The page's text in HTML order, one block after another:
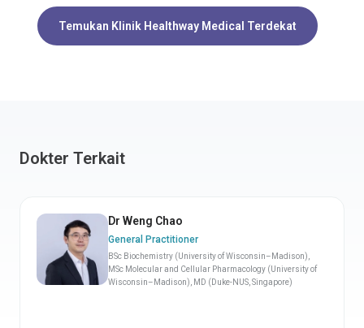
Temukan Klinik Healthway Medical Terdekat
Dokter Terkait
Dr Weng Chao
General Practitioner
BSc Biochemistry (University of Wisconsin–Madison),
MSc Molecular and Cellular Pharmacology (University of
Wisconsin–Madison), MD (Duke-NUS, Singapore)